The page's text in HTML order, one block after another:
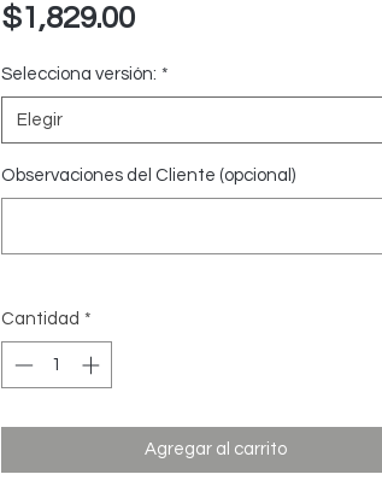
$1,829.00Precio
Selecciona versión: *
Elegir
Observaciones del Cliente (opcional)
Cantidad *
Agregar al carrito